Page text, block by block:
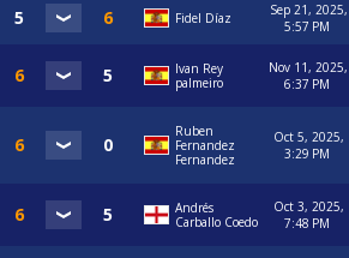
Fidel Díaz
Sep 21, 2025,
5:57 PM
Ivan Rey
palmeiro
Nov 11, 2025,
6:37 PM
Ruben
Fernandez
Fernandez
Oct 5, 2025,
3:29 PM
Andrés
Carballo Coedo
Oct 3, 2025,
7:48 PM